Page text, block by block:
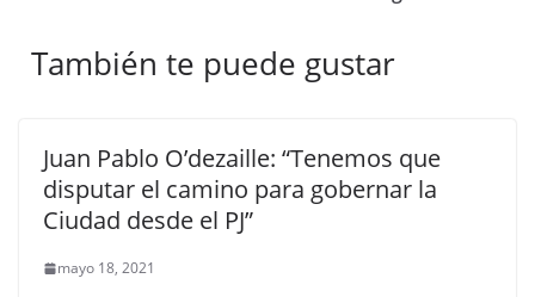
También te puede gustar
Juan Pablo O’dezaille: “Tenemos que
disputar el camino para gobernar la
Ciudad desde el PJ”
mayo 18, 2021